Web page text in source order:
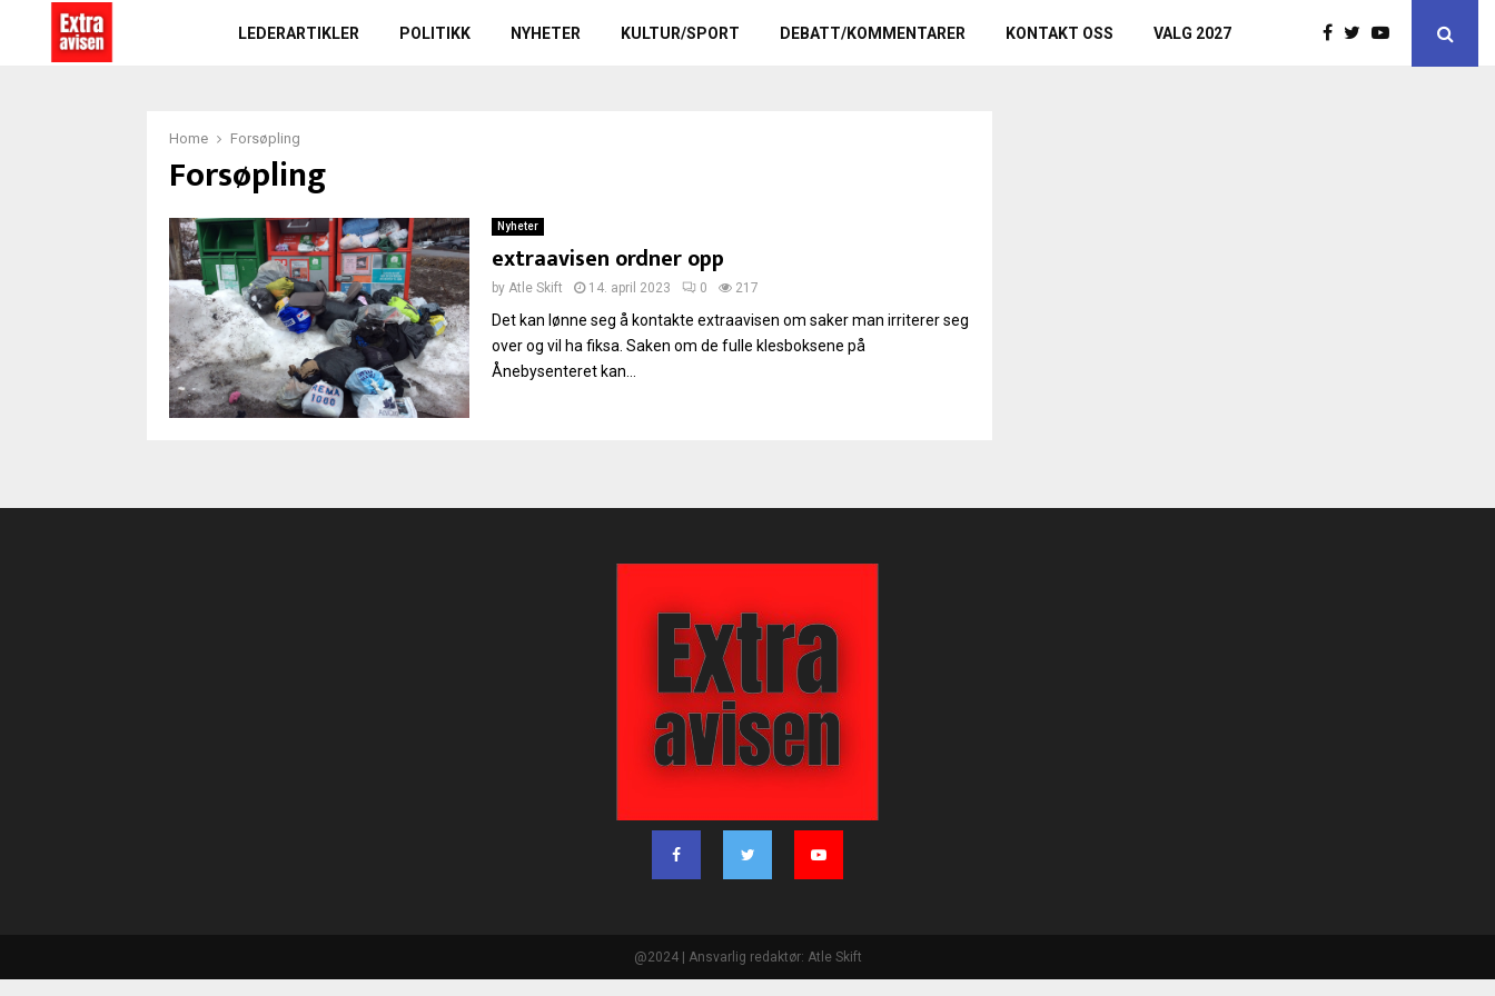
LEDERARTIKLER POLITIKK NYHETER KULTUR/SPORT DEBATT/KOMMENTARER KONTAKT OSS VALG 2027
Home Forsøpling
Forsøpling
Nyheter
extraavisen ordner opp
by Atle Skift 14. april 2023 0 217
Det kan lønne seg å kontakte extraavisen om saker man irriterer seg
over og vil ha fiksa. Saken om de fulle klesboksene på
Ånebysenteret kan...
@2024 | Ansvarlig redaktør: Atle Skift